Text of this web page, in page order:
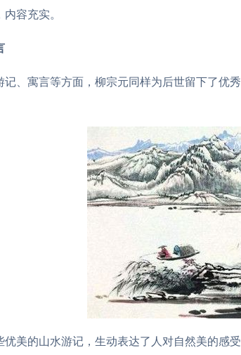
容充实。
记、寓言等方面，柳宗元同样为后世留下了优
优美的山水游记，生动表达了人对自然美的感